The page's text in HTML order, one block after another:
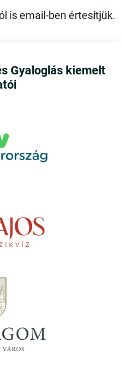
is email-ben értesítjük.
Gyaloglás kiemelt